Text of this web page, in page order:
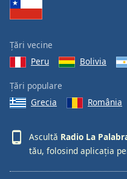
Țări vecine
Peru
Bolivia
Țări populare
Grecia
România
Ascultă Radio La
tău, folosind aplicația